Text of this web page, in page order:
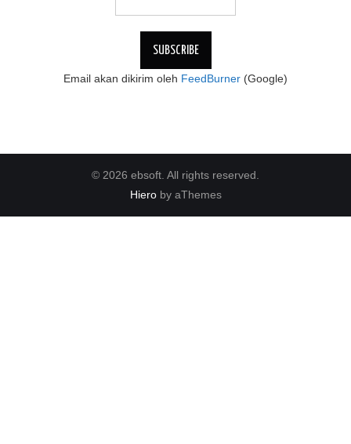
Email akan dikirim oleh FeedBurner (Google)
© 2026 ebsoft. All rights reserved.
Hieroby aThemes